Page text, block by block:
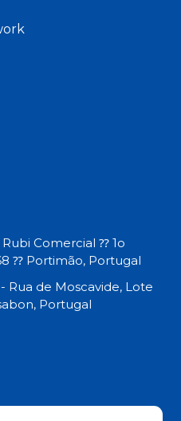
Comercial ⁇ 1o
⁇ Portimão, Portugal
Rua de Moscavide, Lote
Portugal